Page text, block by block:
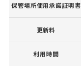
保管場所使用承諾証明書
更新料
利用時間